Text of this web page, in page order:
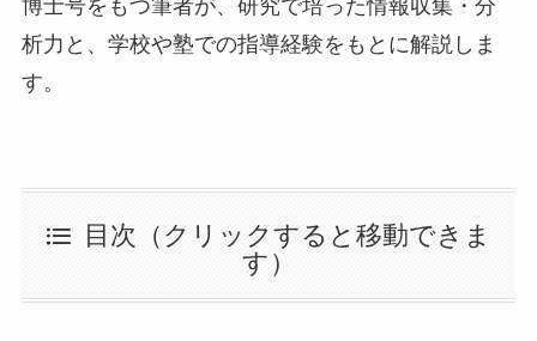
博士号をもつ筆者が、研究で培った情報収集・分
析力と、学校や塾での指導経験をもとに解説しま
す。
目次（クリックすると移動できま
す）